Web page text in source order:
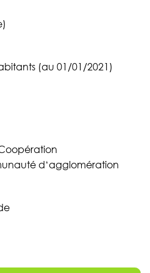
(au 01/01/2021)
d‘agglomération